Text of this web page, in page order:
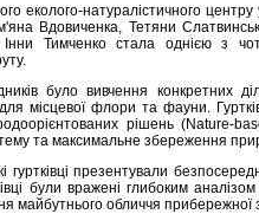
еколого-натуралістичного центру
Вдовиченка, Тетяни
Тимченко стала однією з
було вивчення конкретних
місцевої флори та фауни.
рішень (Nature-
та максимальне збереження
гуртківці презентували
були вражені глибоким
майбутнього обличчя прибережної